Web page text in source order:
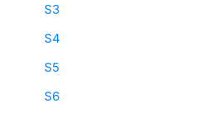
S3
S4
S5
S6